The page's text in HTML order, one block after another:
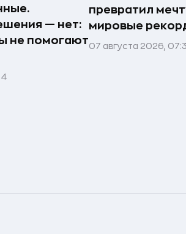
— нет:
не помогают
превратил
мировые
07 августа 2026,